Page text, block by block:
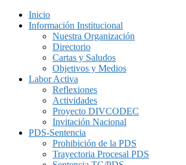
Inicio
Información Institucional
Nuestra Organización
Directorio
Cartas y Saludos
Objetivos y Medios
Labor Activa
Reflexiones
Actividades
Proyecto DIVCODEC
Invitación Nacional
PDS-Sentencia
Prohibición de la PDS
Trayectoria Procesal PDS